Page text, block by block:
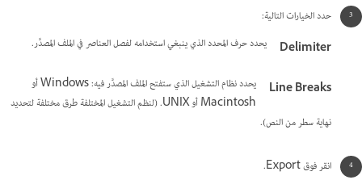
حدد الخيارات التالية:
Delimiter
يحدد حرف المحدد الذي ينبغي استخدامه لفصل العناصر في الملف المصدَّر.
Line Breaks
يحدد نظام التشغيل الذي ستفتح الملف المصدَّر فيه: Windows أو
Macintosh أو UNIX. (لنظم التشغيل المختلفة طرق مختلفة لتحديد
نهاية سطر من النص).
انقر فوق Export.